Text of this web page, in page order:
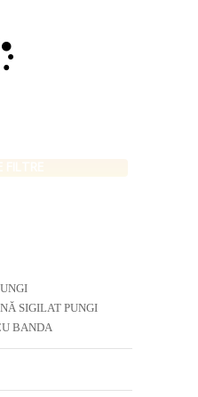
SIGILAT PUNGI
BANDA